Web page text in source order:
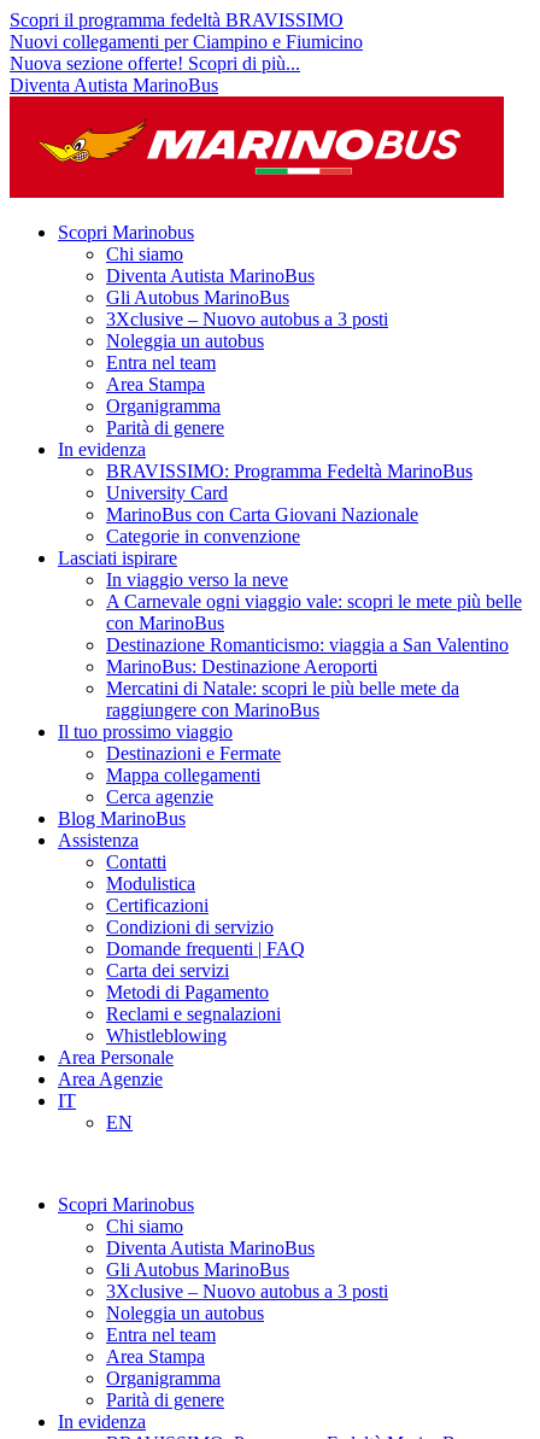
Scopri il programma fedeltà BRAVISSIMO
Nuovi collegamenti per Ciampino e Fiumicino
Nuova sezione offerte! Scopri di più...
Diventa Autista MarinoBus
Scopri Marinobus
Chi siamo
Diventa Autista MarinoBus
Gli Autobus MarinoBus
3Xclusive – Nuovo autobus a 3 posti
Noleggia un autobus
Entra nel team
Area Stampa
Organigramma
Parità di genere
In evidenza
BRAVISSIMO: Programma Fedeltà MarinoBus
University Card
MarinoBus con Carta Giovani Nazionale
Categorie in convenzione
Lasciati ispirare
In viaggio verso la neve
A Carnevale ogni viaggio vale: scopri le mete più belle
con MarinoBus
Destinazione Romanticismo: viaggia a San Valentino
MarinoBus: Destinazione Aeroporti
Mercatini di Natale: scopri le più belle mete da
raggiungere con MarinoBus
Il tuo prossimo viaggio
Destinazioni e Fermate
Mappa collegamenti
Cerca agenzie
Blog MarinoBus
Assistenza
Contatti
Modulistica
Certificazioni
Condizioni di servizio
Domande frequenti | FAQ
Carta dei servizi
Metodi di Pagamento
Reclami e segnalazioni
Whistleblowing
Area Personale
Area Agenzie
IT
EN
Scopri Marinobus
Chi siamo
Diventa Autista MarinoBus
Gli Autobus MarinoBus
3Xclusive – Nuovo autobus a 3 posti
Noleggia un autobus
Entra nel team
Area Stampa
Organigramma
Parità di genere
In evidenza